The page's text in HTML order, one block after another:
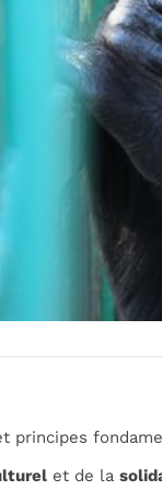
principes
et de la